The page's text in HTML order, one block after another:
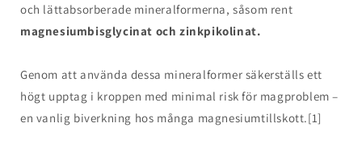
och lättabsorberade mineralformerna, såsom rent
magnesiumbisglycinat och zinkpikolinat.
Genom att använda dessa mineralformer säkerställs ett
högt upptag i kroppen med minimal risk för magproblem –
en vanlig biverkning hos många magnesiumtillskott.[1]